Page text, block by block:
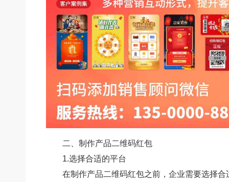
二、制作产品二维码红包
1.选择合适的平台
在制作产品二维码红包之前，企业需要选择